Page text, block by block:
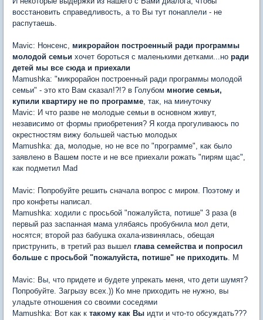
восстановить справедливость, а то Вы тут понаплели - не
распутаешь.
Mavic: Нонсенс, микрорайон построенный ради программы
молодой семьи хочет бороться с маленькими детками...но ради
детей мы все сюда и приехали
Mamushka: "микрорайон построенный ради программы молодой
семьи" - это кто Вам сказал!?!? в Голубом многие семьи,
купили квартиру не по программе, так, на минуточку
Mavic: И что разве не молодые семьи в основном живут,
независимо от формы приобретения? Я когда прогуливаюсь по
окрестностям вижу большей частью молодых
Mamushka: да, молодые, но не все по "программе", как было
заявлено в Вашем посте и не все приехали рожать "пирям щас",
как подметил Mad
Mavic: Попробуйте решить сначала вопрос с миром. Поэтому и
про конфеты написал.
Mamushka: ходили с просьбой "пожалуйста, потише" 3 раза (в
первый раз заспанная мама улябаясь пробубнила мол дети,
носятся; второй раз бабушка охала-извинялась, обещая
приструнить, в третий раз вышел глава семейства и попросил
больше с просьбой "пожалуйста, потише" не приходить. М
Mavic: Вы, что придете и будете упрекать меня, что дети шумят?
Попробуйте. Загрызу всех.)) Ко мне приходить не нужно, вы
уладьте отношения со своими соседями
Mamushka: Вот как к такому как Вы идти и что-то обсуждать???